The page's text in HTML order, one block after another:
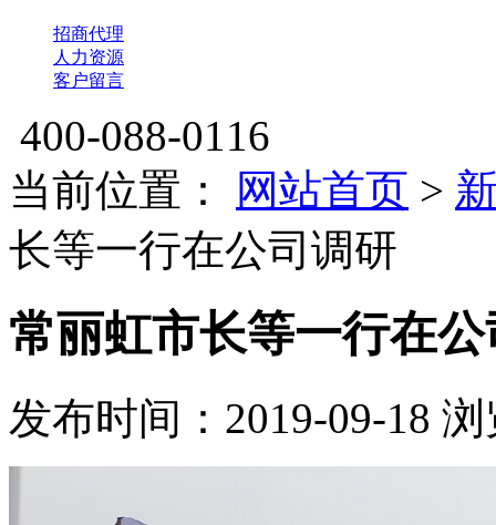
招商代理
人力资源
客户留言
400-088-0116
当前位置：
网站首页 >
长等一行在公司调研
常丽虹市长等一行在
发布时间：2019-09-18 浏